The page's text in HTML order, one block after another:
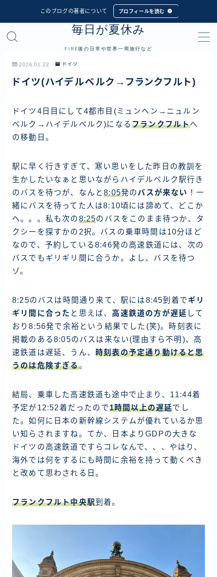
このブログの著者について プロフィールを読む
毎日が夏休み
FIRE後の日常や世界一周旅行など
MENU
プロフィール
フィリピン
インドネシア
マレーシア
タイ
カンボジア
ベトナム
ラオス
バングラディッシュ
ブータン
インド
世界一周旅行前～準備～
FIRE後の日常
読書
ポートフォリオ
資産運用
仮想通貨
2026.01.22 ドイツ
ドイツ(ハイデルベルク→フランクフルト)
ドイツ4日目にして4都市目(ミュンヘン→ニュルン
ベルク→ハイデルベルク)になるフランクフルトへ
の移動日。
駅に早く行きすぎて、寒い思いをした昨日の教訓を
生かしたいなぁと思いながらハイデルベルク駅行き
のバスを待つが、なんと8:05発の バスが来ない ！一
緒にバスを待ってた人は8:10頃には諦めて、どこか
へ。。。私も次の 8:25のバスをこのまま待つか、タ
クシーを探すかの2択。バスの乗車時間は10分ほど
なので、予約している8:46発の高速鉄道には、次の
バスでもギリギリ間に合うか。よし、バスを待つ
ゾ。
8:25のバスは時間通り来て、駅には8:45到着でギリ
ギリ間に合った と思えば、 高速鉄道の方が遅延 して
おり8:56発で余裕という結果でした(笑)。時刻表に
掲載のある8:05のバスは来ない(理由すら不明)、高
速鉄道は遅延、うん、 時刻表の予定通り動けると思
うのは危険すぎる。
結局、乗車した高速鉄道も途中で止まり、11:44着
予定が12:52着だったので1時間以上の遅延でし
た。如何に日本の新幹線システムが優れているか思
い知らされますね。てか、日本よりGDPの大きな
ドイツの高速鉄道ですらコレなんで、、、やはり、
海外では何をするにも時間に余裕を持って動くべき
と改めて思わされる日。
フランクフルト中央駅到着。